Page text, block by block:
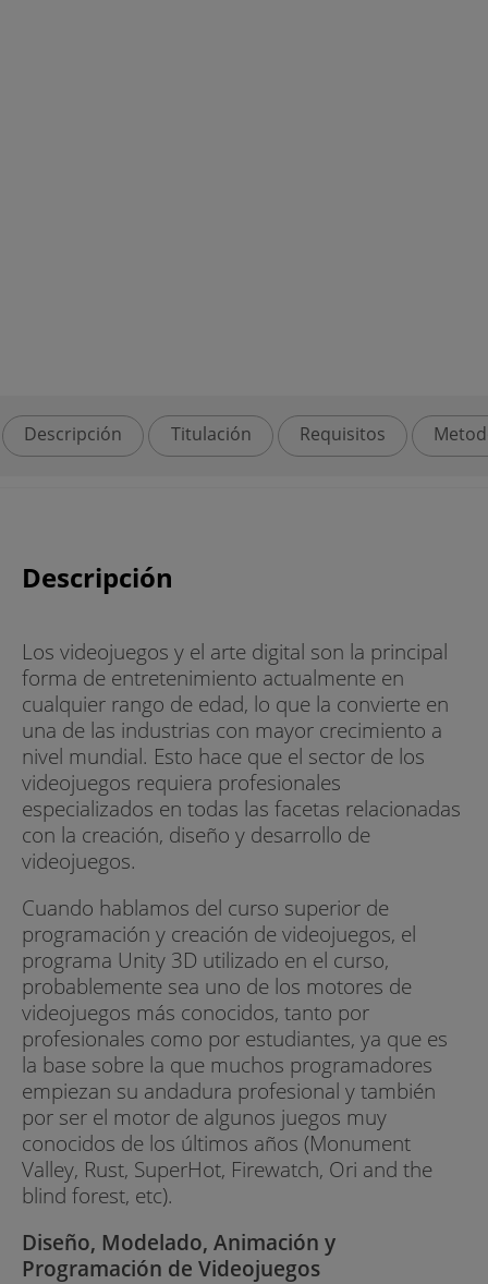
Descripción Titulación Requisitos
Descripción
Los videojuegos y el arte digital son la principal
forma de entretenimiento actualmente en
cualquier rango de edad, lo que la convierte en
una de las industrias con mayor crecimiento a
nivel mundial. Esto hace que el sector de los
videojuegos requiera profesionales
especializados en todas las facetas relacionadas
con la creación, diseño y desarrollo de
videojuegos.
Cuando hablamos del curso superior de
programación y creación de videojuegos, el
programa Unity 3D utilizado en el curso,
probablemente sea uno de los motores de
videojuegos más conocidos, tanto por
profesionales como por estudiantes, ya que es
la base sobre la que muchos programadores
empiezan su andadura profesional y también
por ser el motor de algunos juegos muy
conocidos de los últimos años (Monument
Valley, Rust, SuperHot, Firewatch, Ori and the
blind forest, etc).
Diseño, Modelado, Animación y
Programación de Videojuegos